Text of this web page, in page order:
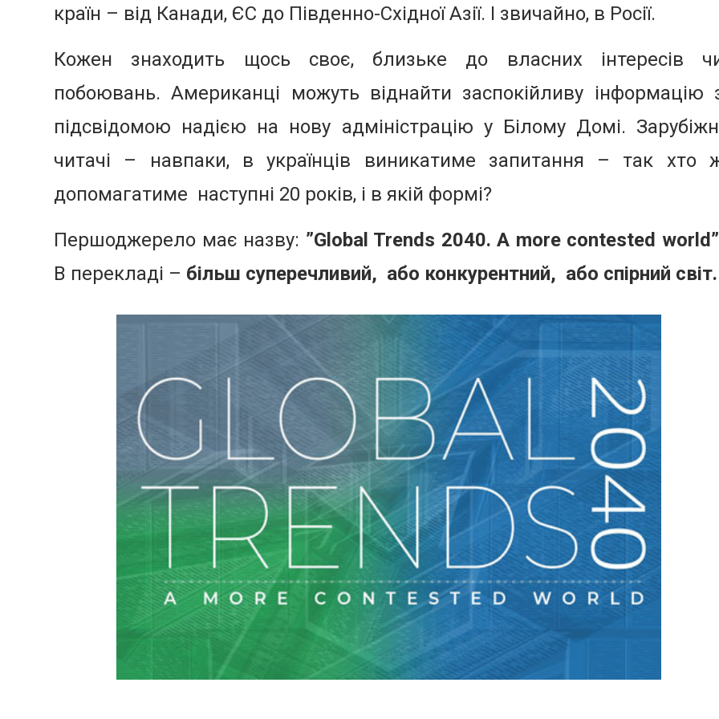
країн – від Канади, ЄС до Південно-Східної Азії. І звичайно, в Росії.
Кожен знаходить щось своє, близьке до власних інтересів
побоювань. Американці можуть віднайти заспокійливу інформацію
підсвідомою надією на нову адміністрацію у Білому Домі.
читачі – навпаки, в українців виникатиме запитання – так хто
допомагатиме наступні 20 років, і в якій формі?
Першоджерело має назву: ”Global Trends 2040. A more contested
В перекладі – більш суперечливий, або конкурентний, або спірний світ.